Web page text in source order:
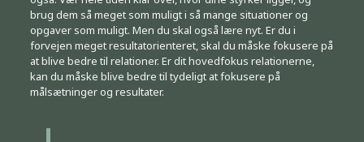
brug dem så meget som muligt i så mange situationer og
opgaver som muligt. Men du skal også lære nyt. Er du i
forvejen meget resultatorienteret, skal du måske fokusere på
at blive bedre til relationer. Er dit hovedfokus relationerne,
kan du måske blive bedre til tydeligt at fokusere på
målsætninger og resultater.